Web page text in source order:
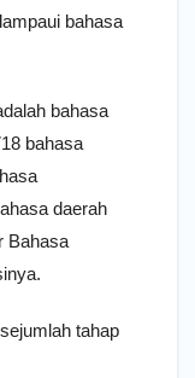
bahasa
bahasa
bahasa
daerah
Bahasa
tahap